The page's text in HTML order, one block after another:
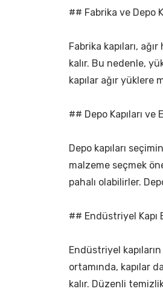
## Fabrika ve Depo
Fabrika kapıları,
kalır. Bu nedenle,
kapılar ağır yüklere
## Depo Kapıları ve
Depo kapıları
malzeme seçmek
pahalı olabilirler.
## Endüstriyel Kapı
Endüstriyel
ortamında, kapılar
kalır. Düzenli